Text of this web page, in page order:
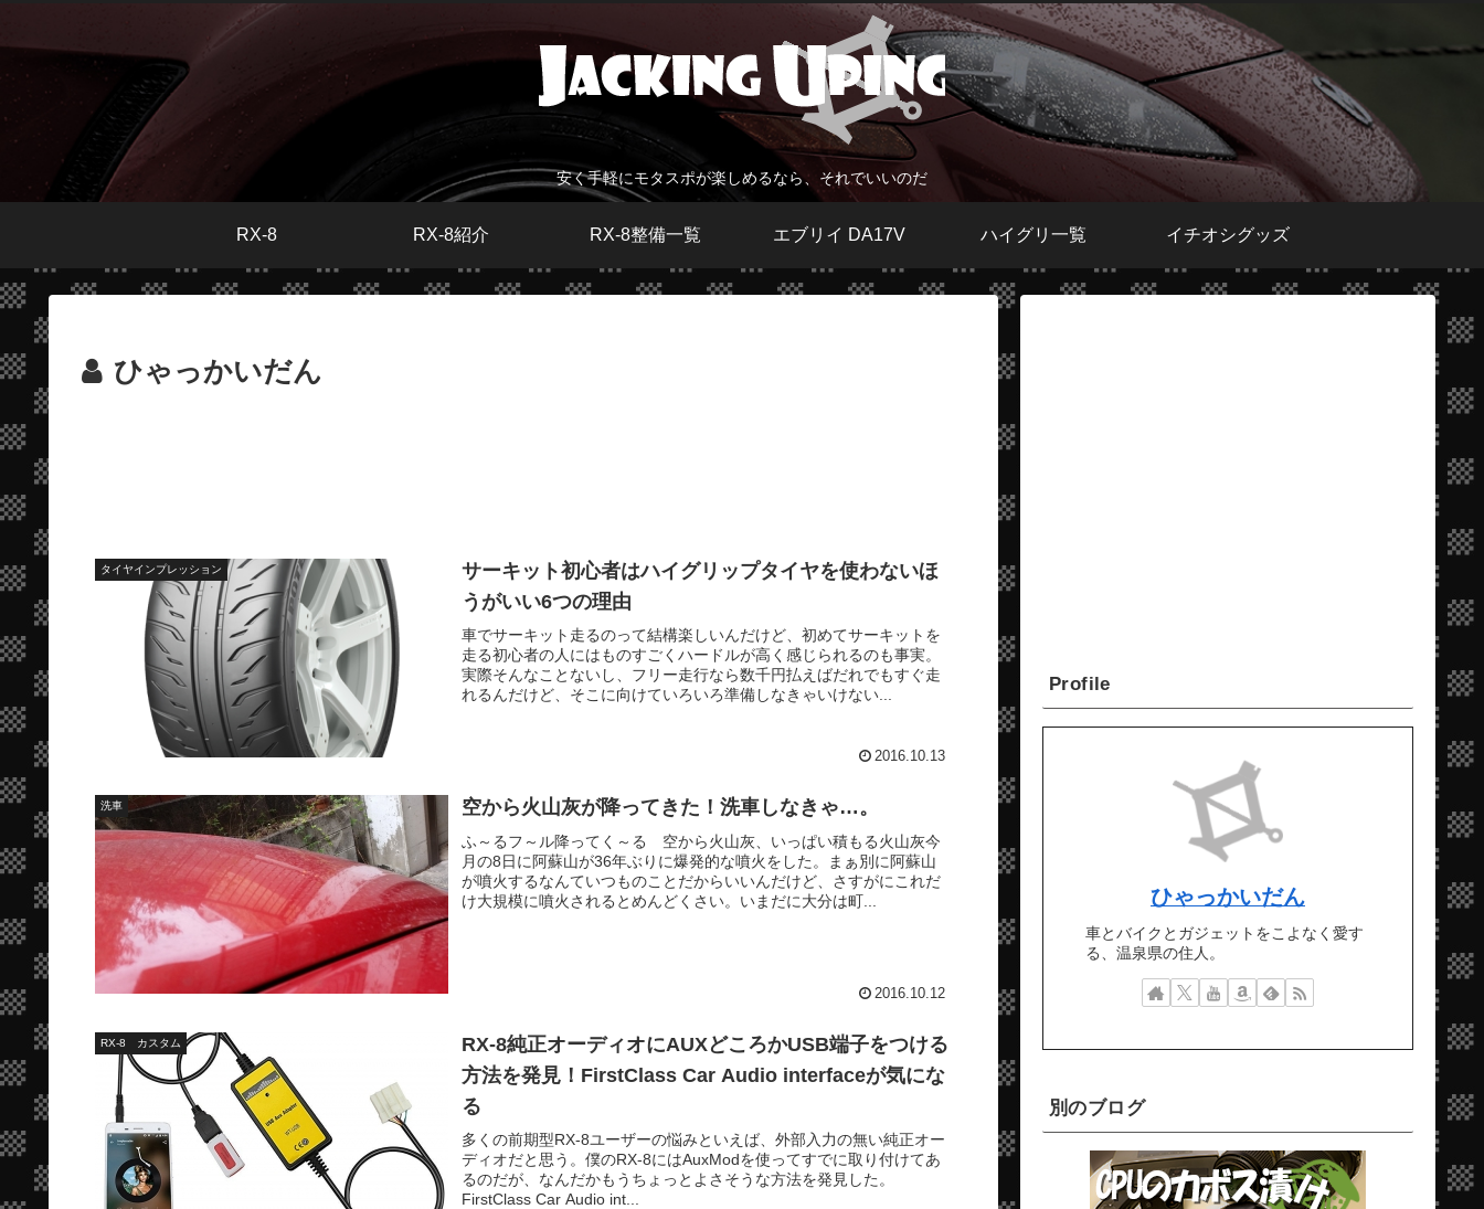
安く手軽にモタスポが楽しめるなら、それでいいのだ
RX-8 RX-8紹介 RX-8整備一覧 エブリイ DA17V ハイグリ一覧 イチオシグッズ
ひゃっかいだん
タイヤインプレッション
サーキット初心者はハイグリップタイヤを使わないほ
うがいい6つの理由
車でサーキット走るのって結構楽しいんだけど、初めてサーキットを
走る初心者の人にはものすごくハードルが高く感じられるのも事実。
実際そんなことないし、フリー走行なら数千円払えばだれでもすぐ走
れるんだけど、そこに向けていろいろ準備しなきゃいけない...
2016.10.13
洗車 空から火山灰が降ってきた！洗車しなきゃ…。
ふ～るフ～ル降ってく～る 空から火山灰、いっぱい積もる火山灰今
月の8日に阿蘇山が36年ぶりに爆発的な噴火をした。まぁ別に阿蘇山
が噴火するなんていつものことだからいいんだけど、さすがにこれだ
け大規模に噴火されるとめんどくさい。いまだに大分は町...
2016.10.12
RX-8 カスタム
RX-8純正オーディオにAUXどころかUSB端子をつける
方法を発見！FirstClass Car Audio interfaceが気にな
る
多くの前期型RX-8ユーザーの悩みといえば、外部入力の無い純正オー
ディオだと思う。僕のRX-8にはAuxModを使ってすでに取り付けてあ
るのだが、なんだかもうちょっとよさそうな方法を発見した。
FirstClass Car Audio int...
Profile
ひゃっかいだん
車とバイクとガジェットをこよなく愛す
る、温泉県の住人。
別のブログ